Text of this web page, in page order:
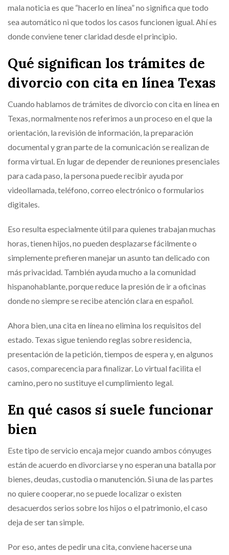
mala noticia es que “hacerlo en línea” no significa que todo
sea automático ni que todos los casos funcionen igual. Ahí es
donde conviene tener claridad desde el principio.
Qué significan los trámites de
divorcio con cita en línea Texas
Cuando hablamos de trámites de divorcio con cita en línea en
Texas, normalmente nos referimos a un proceso en el que la
orientación, la revisión de información, la preparación
documental y gran parte de la comunicación se realizan de
forma virtual. En lugar de depender de reuniones presenciales
para cada paso, la persona puede recibir ayuda por
videollamada, teléfono, correo electrónico o formularios
digitales.
Eso resulta especialmente útil para quienes trabajan muchas
horas, tienen hijos, no pueden desplazarse fácilmente o
simplemente prefieren manejar un asunto tan delicado con
más privacidad. También ayuda mucho a la comunidad
hispanohablante, porque reduce la presión de ir a oficinas
donde no siempre se recibe atención clara en español.
Ahora bien, una cita en línea no elimina los requisitos del
estado. Texas sigue teniendo reglas sobre residencia,
presentación de la petición, tiempos de espera y, en algunos
casos, comparecencia para finalizar. Lo virtual facilita el
camino, pero no sustituye el cumplimiento legal.
En qué casos sí suele funcionar
bien
Este tipo de servicio encaja mejor cuando ambos cónyuges
están de acuerdo en divorciarse y no esperan una batalla por
bienes, deudas, custodia o manutención. Si una de las partes
no quiere cooperar, no se puede localizar o existen
desacuerdos serios sobre los hijos o el patrimonio, el caso
deja de ser tan simple.
Por eso, antes de pedir una cita, conviene hacerse una